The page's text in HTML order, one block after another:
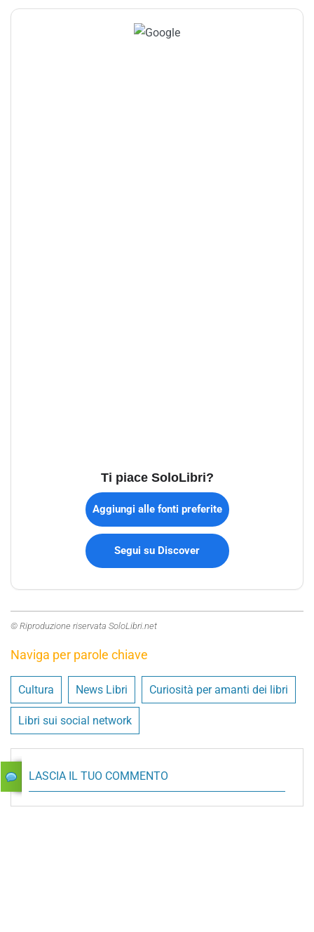
Ti piace SoloLibri?
Aggiungi alle fonti preferite
Segui su Discover
© Riproduzione riservata SoloLibri.net
Naviga per parole chiave
Cultura News Libri Curiosità per amanti dei libri
Libri sui social network
LASCIA IL TUO COMMENTO